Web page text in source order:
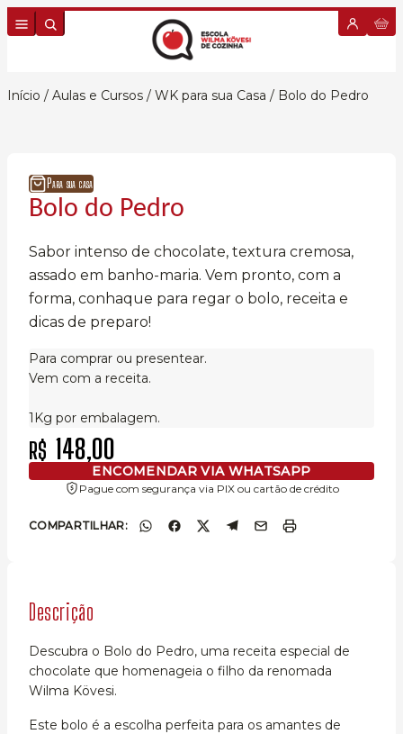
Skip to content
Início / Aulas e Cursos / WK para sua Casa / Bolo do Pedro
Para sua casa
Bolo do Pedro
Sabor intenso de chocolate, textura cremosa,
assado em banho-maria. Vem pronto, com a
forma, conhaque para regar o bolo, receita e
dicas de preparo!
Para comprar ou presentear.
Vem com a receita.
1Kg por embalagem.
R$ 148,00
ENCOMENDAR VIA WHATSAPP
Pague com segurança via PIX ou cartão de crédito
COMPARTILHAR:
Descrição
Descubra o Bolo do Pedro, uma receita especial de
chocolate que homenageia o filho da renomada
Wilma Kövesi.
Este bolo é a escolha perfeita para os amantes de